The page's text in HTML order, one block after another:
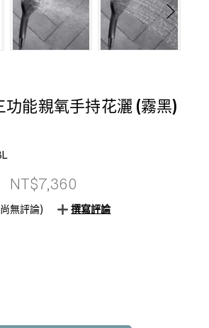
能親氧手持花灑 (霧黑)
NT$7,360
無評論) 撰寫評論